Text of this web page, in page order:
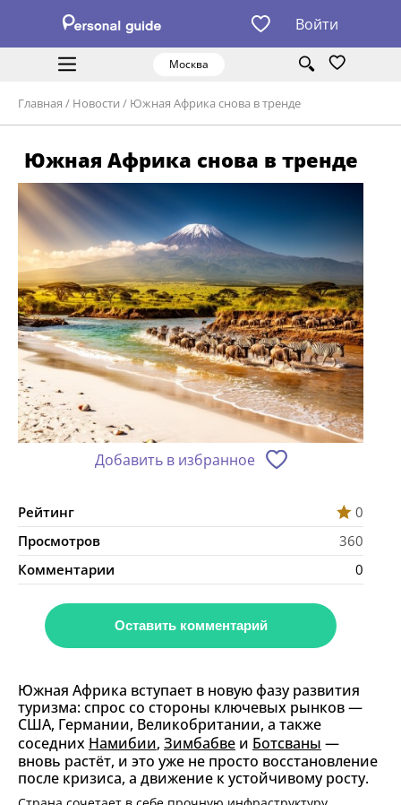
Войти
Москва
Главная / Новости / Южная Африка снова в тренде
Южная Африка снова в тренде
Добавить в избранное
Рейтинг
0
Просмотров
360
Комментарии
0
Оставить комментарий
Южная Африка вступает в новую фазу развития
туризма: спрос со стороны ключевых рынков —
США, Германии, Великобритании, а также
соседних Намибии, Зимбабве и Ботсваны —
вновь растёт, и это уже не просто восстановление
после кризиса, а движение к устойчивому росту.